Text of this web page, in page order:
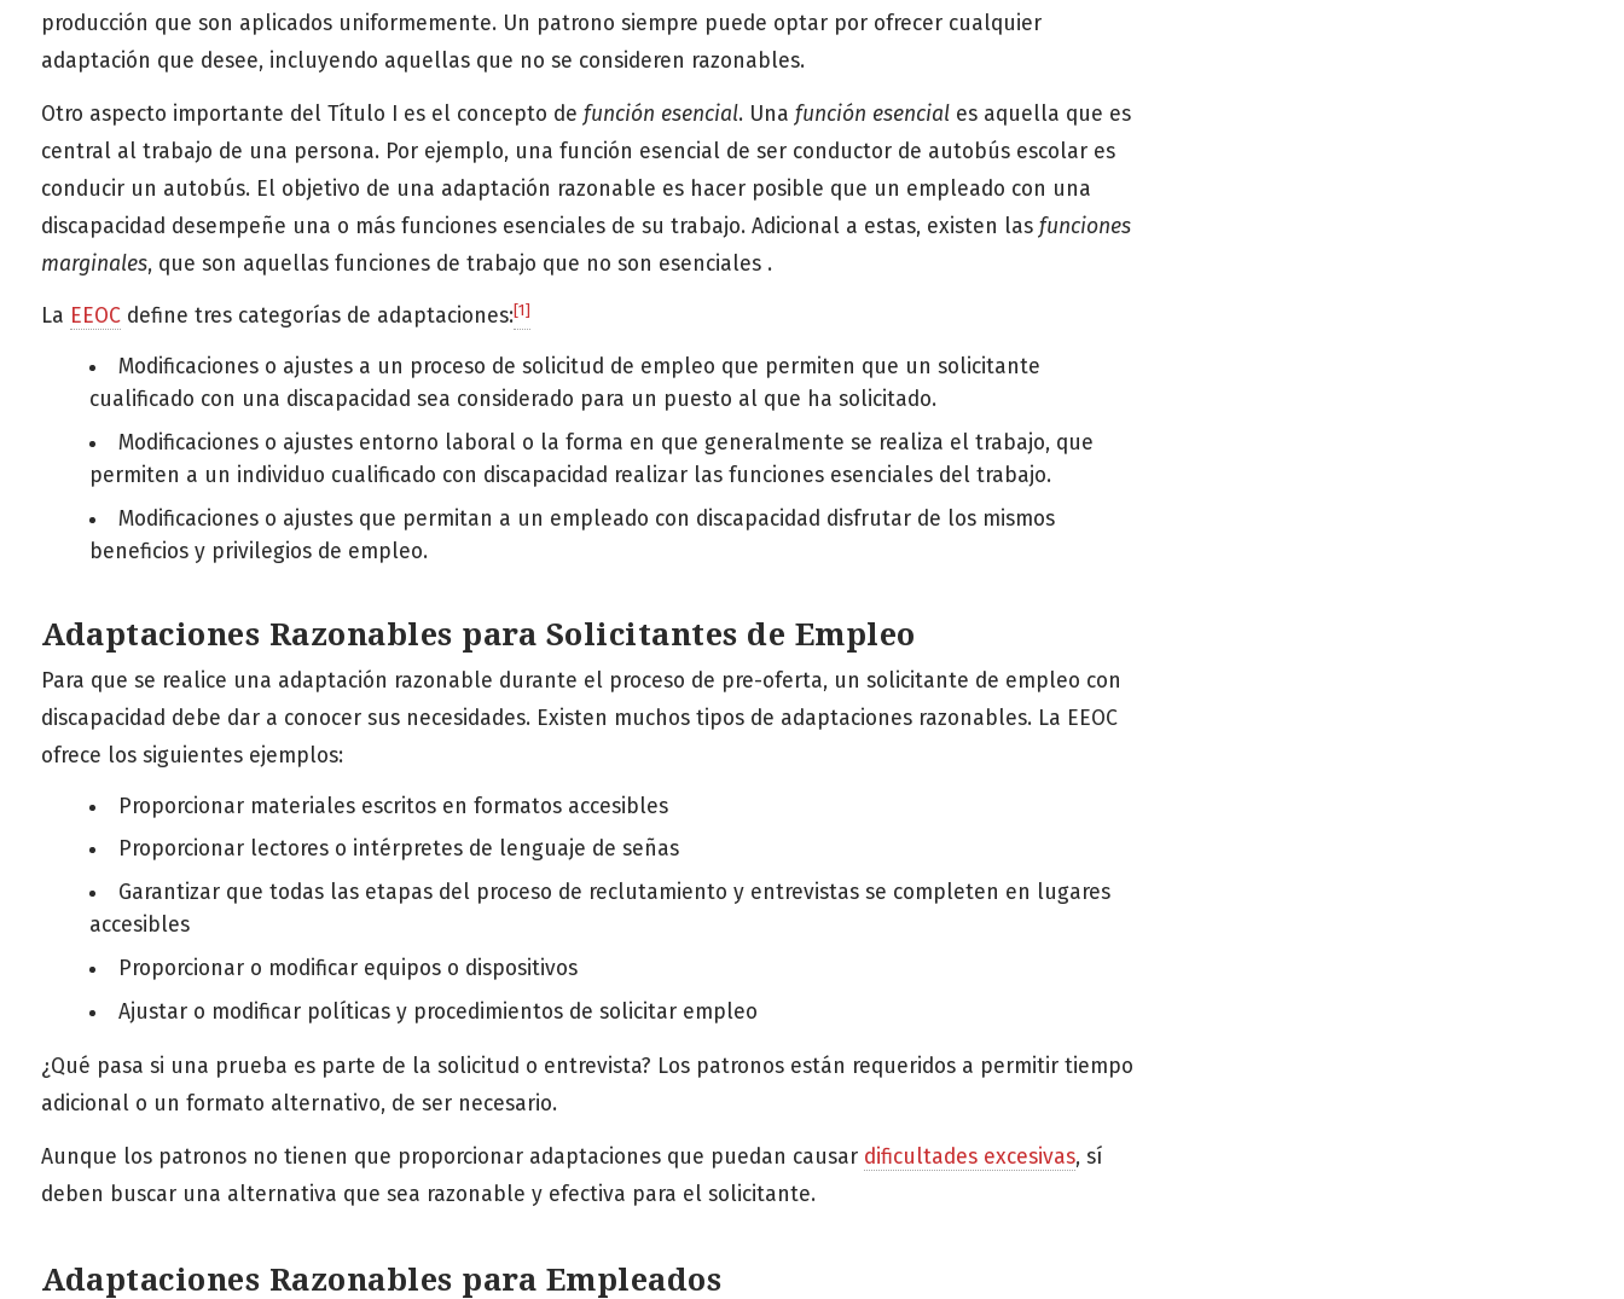
producción que son aplicados uniformemente. Un patrono siempre puede optar por ofrecer cualquier
adaptación que desee, incluyendo aquellas que no se consideren razonables.
Otro aspecto importante del Título I es el concepto de función esencial. Una función esencial es aquella que es
central al trabajo de una persona. Por ejemplo, una función esencial de ser conductor de autobús escolar es
conducir un autobús. El objetivo de una adaptación razonable es hacer posible que un empleado con una
discapacidad desempeñe una o más funciones esenciales de su trabajo. Adicional a estas, existen las funciones
marginales, que son aquellas funciones de trabajo que no son esenciales .
La EEOC define tres categorías de adaptaciones:[1]
Modificaciones o ajustes a un proceso de solicitud de empleo que permiten que un solicitante
cualificado con una discapacidad sea considerado para un puesto al que ha solicitado.
Modificaciones o ajustes entorno laboral o la forma en que generalmente se realiza el trabajo, que
permiten a un individuo cualificado con discapacidad realizar las funciones esenciales del trabajo.
Modificaciones o ajustes que permitan a un empleado con discapacidad disfrutar de los mismos
beneficios y privilegios de empleo.
Adaptaciones Razonables para Solicitantes de Empleo
Para que se realice una adaptación razonable durante el proceso de pre-oferta, un solicitante de empleo con
discapacidad debe dar a conocer sus necesidades. Existen muchos tipos de adaptaciones razonables. La EEOC
ofrece los siguientes ejemplos:
Proporcionar materiales escritos en formatos accesibles
Proporcionar lectores o intérpretes de lenguaje de señas
Garantizar que todas las etapas del proceso de reclutamiento y entrevistas se completen en lugares
accesibles
Proporcionar o modificar equipos o dispositivos
Ajustar o modificar políticas y procedimientos de solicitar empleo
¿Qué pasa si una prueba es parte de la solicitud o entrevista? Los patronos están requeridos a permitir tiempo
adicional o un formato alternativo, de ser necesario.
Aunque los patronos no tienen que proporcionar adaptaciones que puedan causar dificultades excesivas, sí
deben buscar una alternativa que sea razonable y efectiva para el solicitante.
Adaptaciones Razonables para Empleados